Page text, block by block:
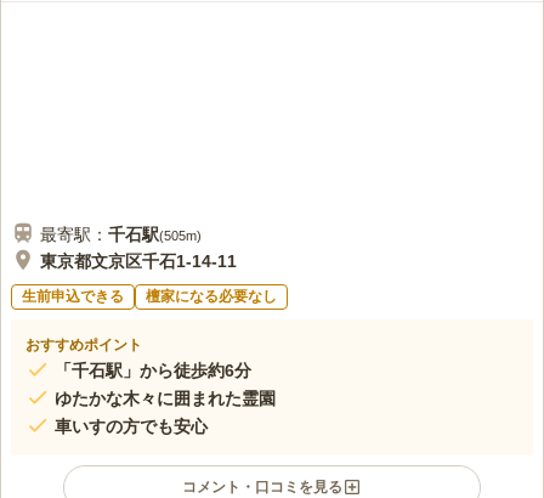
最寄駅： 千石駅(505m)
東京都文京区千石1-14-11
生前申込できる 檀家になる必要なし
おすすめポイント
「千石駅」から徒歩約6分
ゆたかな木々に囲まれた霊園
車いすの方でも安心
コメント・口コミを見る